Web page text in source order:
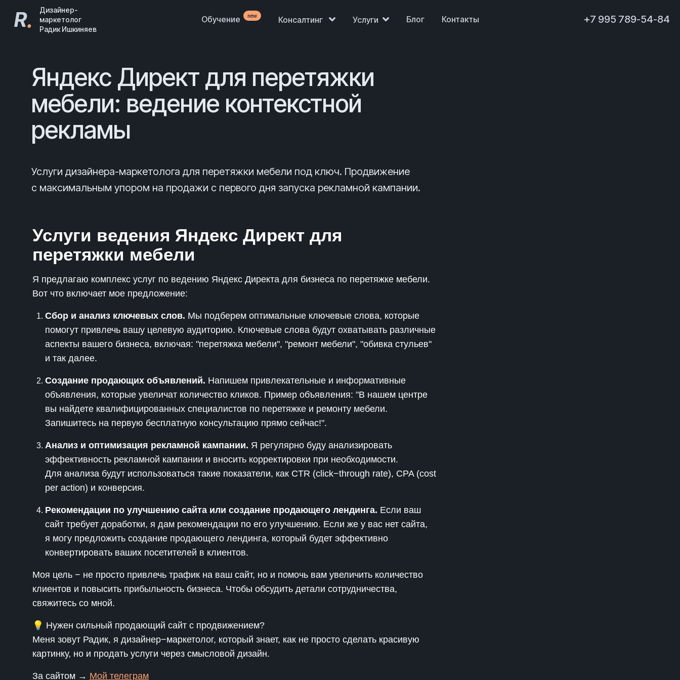
R.
Дизайнер-
маркетолог
Радик Ишкиняев
Обучение new Консалтинг Услуги Блог Контакты +7 995 789-54-84
Яндекс Директ для перетяжки
мебели: ведение контекстной
рекламы
Услуги дизайнера-маркетолога для перетяжки мебели под ключ. Продвижение
с максимальным упором на продажи с первого дня запуска рекламной кампании.
Услуги ведения Яндекс Директ для
перетяжки мебели
Я предлагаю комплекс услуг по ведению Яндекс Директа для бизнеса по перетяжке мебели.
Вот что включает мое предложение:
Сбор и анализ ключевых слов. Мы подберем оптимальные ключевые слова, которые
помогут привлечь вашу целевую аудиторию. Ключевые слова будут охватывать различные
аспекты вашего бизнеса, включая: "перетяжка мебели", "ремонт мебели", "обивка стульев"
и так далее.
Создание продающих объявлений. Напишем привлекательные и информативные
объявления, которые увеличат количество кликов. Пример объявления: "В нашем центре
вы найдете квалифицированных специалистов по перетяжке и ремонту мебели.
Запишитесь на первую бесплатную консультацию прямо сейчас!".
Анализ и оптимизация рекламной кампании. Я регулярно буду анализировать
эффективность рекламной кампании и вносить корректировки при необходимости.
Для анализа будут использоваться такие показатели, как CTR (click−through rate), CPA (cost
per action) и конверсия.
Рекомендации по улучшению сайта или создание продающего лендинга. Если ваш
сайт требует доработки, я дам рекомендации по его улучшению. Если же у вас нет сайта,
я могу предложить создание продающего лендинга, который будет эффективно
конвертировать ваших посетителей в клиентов.
Моя цель − не просто привлечь трафик на ваш сайт, но и помочь вам увеличить количество
клиентов и повысить прибыльность бизнеса. Чтобы обсудить детали сотрудничества,
свяжитесь со мной.
💡 Нужен сильный продающий сайт с продвижением?
Меня зовут Радик, я дизайнер−маркетолог, который знает, как не просто сделать красивую
картинку, но и продать услуги через смысловой дизайн.
За сайтом → Мой телеграм
Продажи просели,
В Телеграм-канале бесплатно делюсь